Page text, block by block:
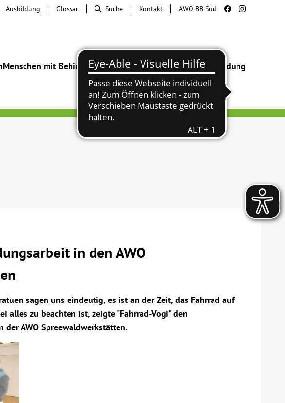
Menschen mit BehinderungBeratung & HilfeBegegnung Bildung
Ausbildung Glossar Suche Kontakt AWO BB Süd
in den AWO
sagen uns eindeutig, es ist an der Zeit, das Fahrrad auf
alles zu beachten ist, zeigte "Fahrrad-Vogi" den
der AWO Spreewaldwerkstätten.